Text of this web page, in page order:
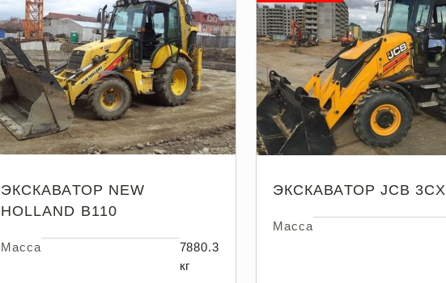
ЭКСКАВАТОР NEW
HOLLAND B110
Масса
7880.3
кг
ЭКСКАВАТОР JCB 3CX
Масса